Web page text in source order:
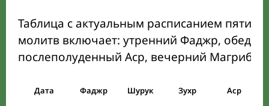
Таблица с актуальным расписанием пяти
молитв включает: утренний Фаджр,
послеполуденный Аср, вечерний Магриб
Дата Фаджр Шурук Зухр Аср